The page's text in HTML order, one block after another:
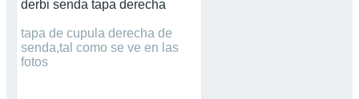
derbi senda tapa derecha
tapa de cupula derecha de
senda,tal como se ve en las
fotos